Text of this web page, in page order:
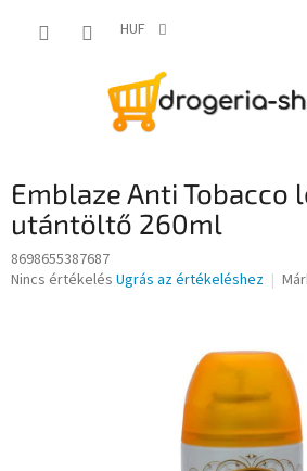
HUF
Emblaze Anti Tobacco
utántöltő 260ml
8698655387687
A
Nincs értékelés Ugrás az értékeléshez